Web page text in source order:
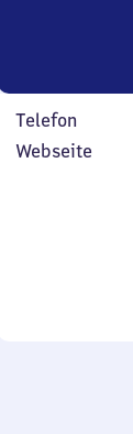
Telefon
Webseite